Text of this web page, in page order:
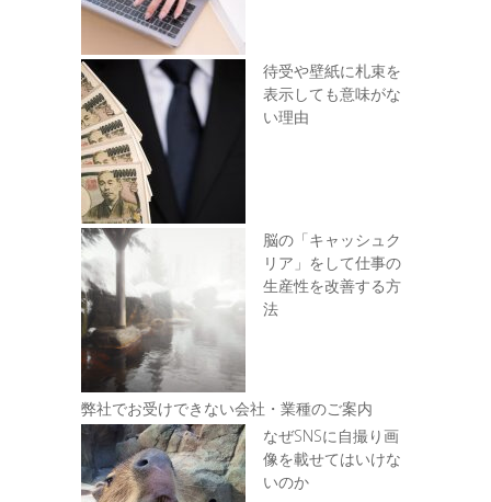
待受や壁紙に札束を
表示しても意味がな
い理由
脳の「キャッシュク
リア」をして仕事の
生産性を改善する方
法
弊社でお受けできない会社・業種のご案内
なぜSNSに自撮り画
像を載せてはいけな
いのか